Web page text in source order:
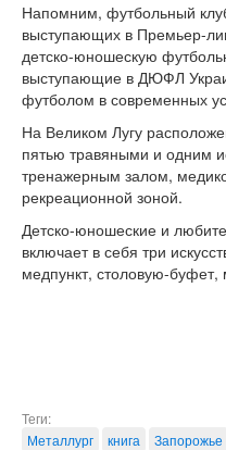
Напомним, футбольный
выступающих в Премьер-
детско-юношескую
выступающие в ДЮФЛ
футболом в современных
На Великом Лугу
пятью травяными и одним
тренажерным залом,
рекреационной зоной.
Детско-юношеские и
включает в себя три
медпункт, столовую-
Теги:
Металлург
книга Запорожье